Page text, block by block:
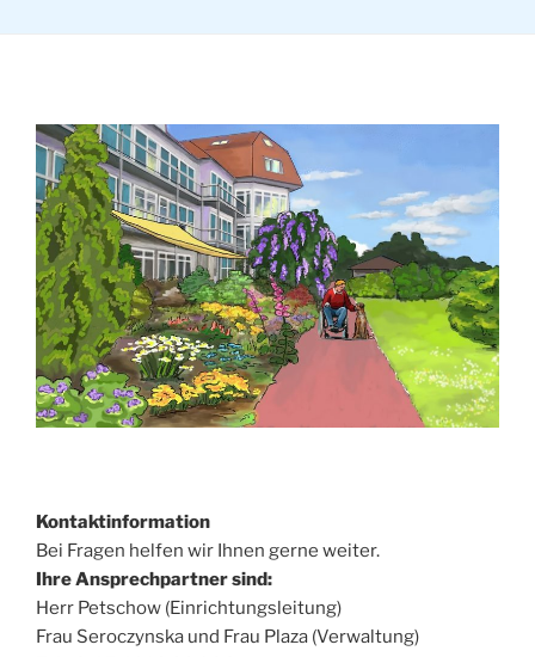
Kontaktinformation
Bei Fragen helfen wir Ihnen gerne weiter.
Ihre Ansprechpartner sind:
Herr Petschow (Einrichtungsleitung)
Frau Seroczynska und Frau Plaza (Verwaltung)